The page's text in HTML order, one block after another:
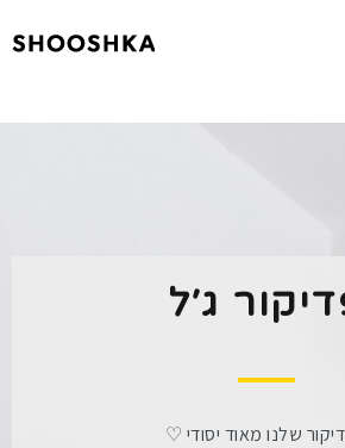
ג׳ל
שלנו מאוד יסודי ♡